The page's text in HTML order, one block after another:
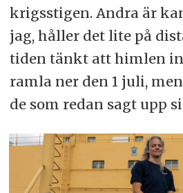
krigsstigen. Andra är
jag, håller det lite på
tiden tänkt att himlen
ramla ner den 1 juli,
de som redan sagt upp